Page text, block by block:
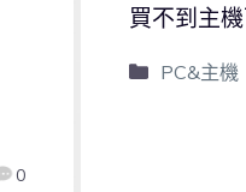
0
買不到主
PC&主機